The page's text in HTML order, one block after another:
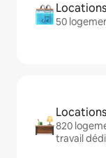
50
820
travail